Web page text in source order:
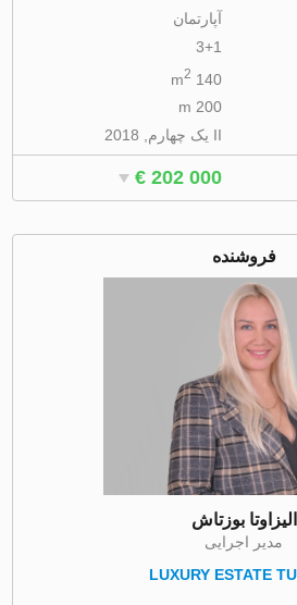
آپارتمان
3+1
140 m
2
200 m
II یک چهارم, 2018
€ 202 000
فروشنده
الیزاوتا بوزتاش
مدیر اجرایی
LUXURY ESTATE